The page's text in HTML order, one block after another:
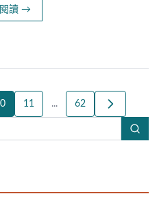
讀 →
11 ... 62